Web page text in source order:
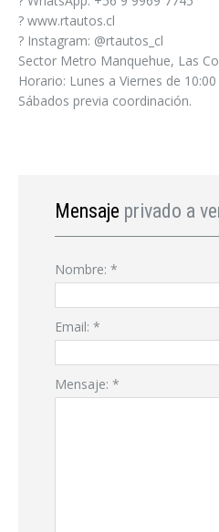
? www.rtautos.cl
? Instagram: @rtautos_cl
Sector Metro Manquehue, Las
Horario: Lunes a Viernes de
Sábados previa coordinación.
Mensaje privado a
Nombre: *
Email: *
Mensaje: *